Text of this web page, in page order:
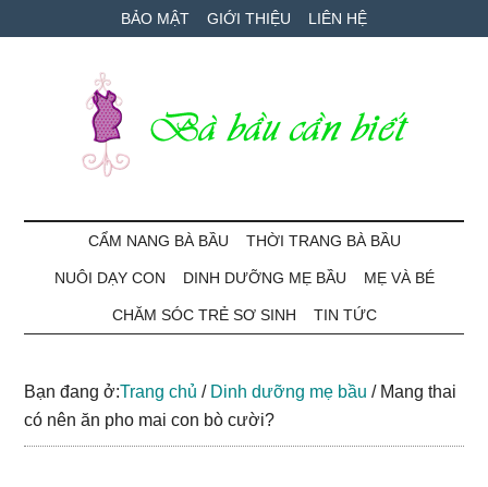
to
to
qua
BẢO MẬT GIỚI THIỆU LIÊN HỆ
Bà
Bầu
Cần
Biết
bé
CẨM NANG BÀ BẦU THỜI TRANG BÀ BẦU
NUÔI DẠY CON DINH DƯỠNG MẸ BẦU MẸ VÀ BÉ
CHĂM SÓC TRẺ SƠ SINH TIN TỨC
Bạn đang ở:Trang chủ / Dinh dưỡng mẹ bầu /Mang thai
có nên ăn pho mai con bò cười?